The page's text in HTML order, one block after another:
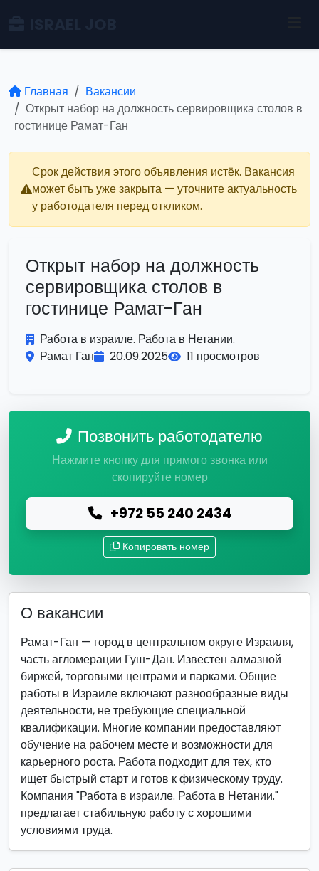
Главная
Вакансии
Открыт набор на должность сервировщика столов в
гостинице Рамат-Ган
Срок действия этого объявления истёк. Вакансия
может быть уже закрыта — уточните актуальность
у работодателя перед откликом.
Открыт набор на должность
сервировщика столов в
гостинице Рамат-Ган
Работа в израиле. Работа в Нетании.
Рамат Ган
20.09.2025 11 просмотров
Позвонить работодателю
Нажмите кнопку для прямого звонка или
скопируйте номер
+972 55 240 2434
Копировать номер
О вакансии
Рамат-Ган — город в центральном округе Израиля,
часть агломерации Гуш-Дан. Известен алмазной
биржей, торговыми центрами и парками. Общие
работы в Израиле включают разнообразные виды
деятельности, не требующие специальной
квалификации. Многие компании предоставляют
обучение на рабочем месте и возможности для
карьерного роста. Работа подходит для тех, кто
ищет быстрый старт и готов к физическому труду.
Компания "Работа в израиле. Работа в Нетании."
предлагает стабильную работу с хорошими
условиями труда.